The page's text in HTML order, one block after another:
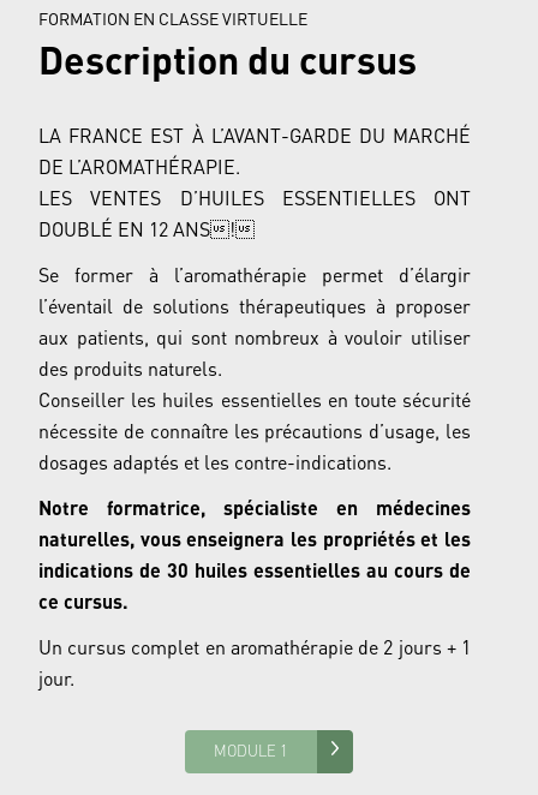
FORMATION EN CLASSE VIRTUELLE
Description du cursus
LA FRANCE EST À L’AVANT-GARDE DU MARCHÉ
DE L’AROMATHÉRAPIE.
LES VENTES D’HUILES ESSENTIELLES ONT
DOUBLÉ EN 12 ANS!
Se former à l’aromathérapie permet d’élargir
l’éventail de solutions thérapeutiques à proposer
aux patients, qui sont nombreux à vouloir utiliser
des produits naturels.
Conseiller les huiles essentielles en toute sécurité
nécessite de connaître les précautions d’usage, les
dosages adaptés et les contre-indications.
Notre formatrice, spécialiste en médecines
naturelles, vous enseignera les propriétés et les
indications de 30 huiles essentielles au cours de
ce cursus.
Un cursus complet en aromathérapie de 2 jours + 1
jour.
MODULE 1